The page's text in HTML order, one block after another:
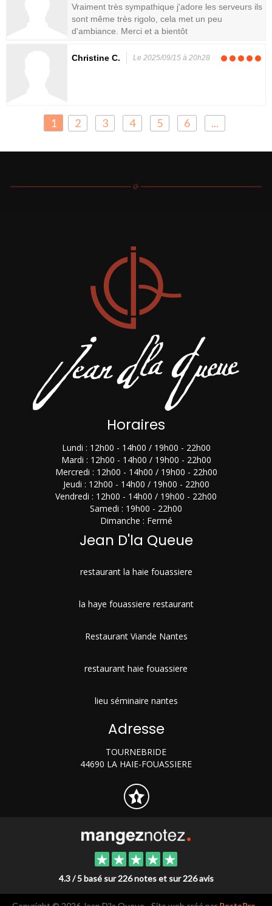
Vraiment très sympathique j'adore les serveurs ils
sont même très rigolo, cela met un peu
d'ambiance. Merci et a bientôt
Christine C. Le 2025/09/15 à 20h28
1 2 3 4 5 6 ...
Horaires
Lundi : 12h00 - 14h00 / 19h00 - 22h00
Mardi : 12h00 - 14h00 / 19h00 - 22h00
Mercredi : 12h00 - 14h00 / 19h00 - 22h00
Jeudi : 12h00 - 14h00 / 19h00 - 22h00
Vendredi : 12h00 - 14h00 / 19h00 - 22h00
Samedi : 19h00 - 22h00
Dimanche : Fermé
Jean D'la Queue
restaurant la haie fouassiere
la haye fouassiere restaurant
Restaurant Viande Nantes
restaurant haie fouassiere
lieu séminaire nantes
Adresse
TOURNEBRIDE
44690 LA HAIE-FOUASSIERE
4.3 / 5 basé sur 226 notes et sur 226 avis